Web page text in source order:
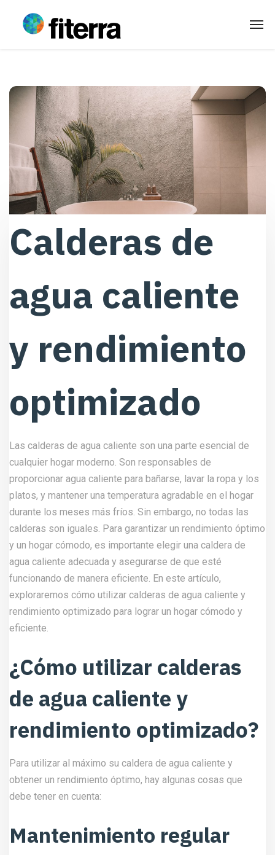
Calderas de
agua caliente
y rendimiento
optimizado
Las calderas de agua caliente son una parte esencial de
cualquier hogar moderno. Son responsables de
proporcionar agua caliente para bañarse, lavar la ropa y los
platos, y mantener una temperatura agradable en el hogar
durante los meses más fríos. Sin embargo, no todas las
calderas son iguales. Para garantizar un rendimiento óptimo
y un hogar cómodo, es importante elegir una caldera de
agua caliente adecuada y asegurarse de que esté
funcionando de manera eficiente. En este artículo,
exploraremos cómo utilizar calderas de agua caliente y
rendimiento optimizado para lograr un hogar cómodo y
eficiente.
¿Cómo utilizar calderas
de agua caliente y
rendimiento optimizado?
Para utilizar al máximo su caldera de agua caliente y
obtener un rendimiento óptimo, hay algunas cosas que
debe tener en cuenta:
Mantenimiento regular